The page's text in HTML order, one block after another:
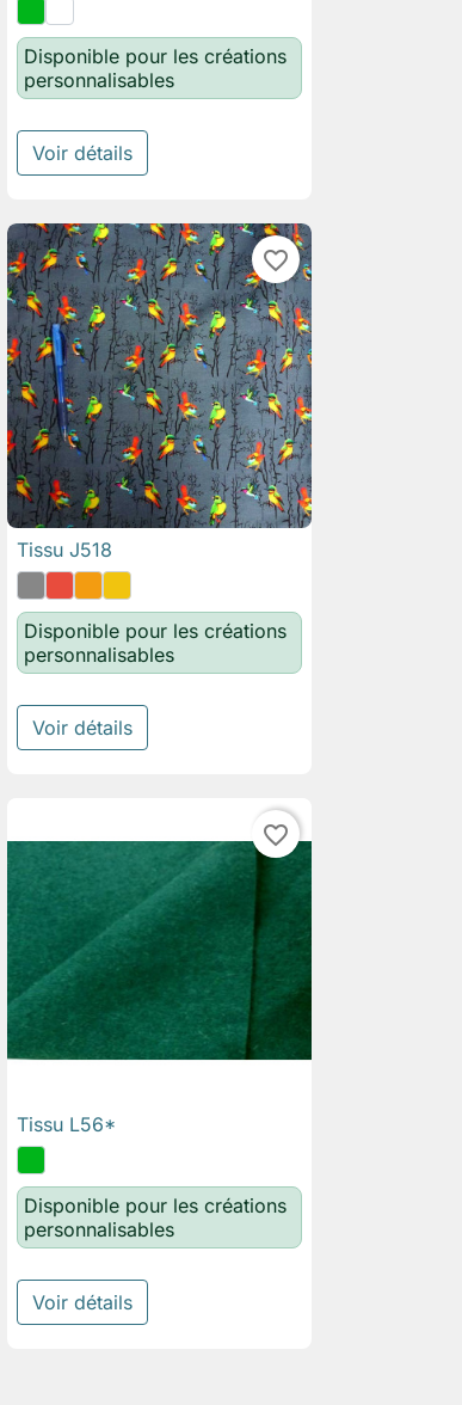
Disponible pour les créations
personnalisables
Voir détails
favorite_border
 Aperçu rapide
Tissu J518
Disponible pour les créations
personnalisables
Voir détails
favorite_border
 Aperçu rapide
Tissu L56*
Disponible pour les créations
personnalisables
Voir détails